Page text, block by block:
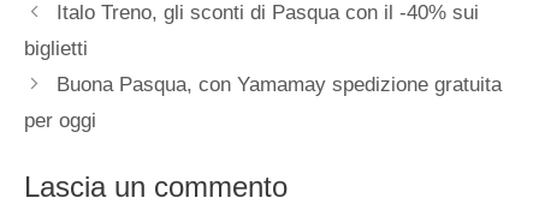
Italo Treno, gli sconti di Pasqua con il -40% sui
biglietti
Buona Pasqua, con Yamamay spedizione gratuita
per oggi
Lascia un commento